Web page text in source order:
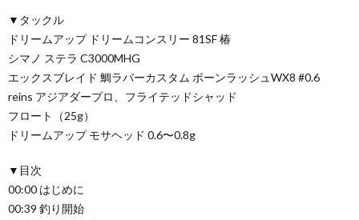
▼タックル
ドリームアップ ドリームコンスリー 81SF 椿
シマノ ステラ C3000MHG
エックスブレイド 鯛ラバーカスタム ボーンラッシュWX8 #0.6
reins アジアダープロ、フライテッドシャッド
フロート（25g）
ドリームアップ モサヘッド 0.6〜0.8g
▼目次
00:00 はじめに
00:39 釣り開始